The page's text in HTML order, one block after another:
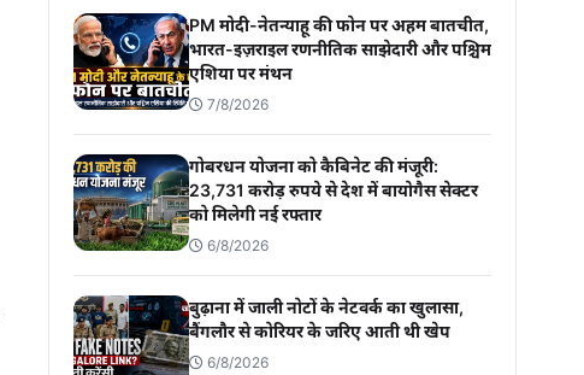
PM मोदी-नेतन्याहू की फोन पर अहम बातचीत,
भारत-इज़राइल रणनीतिक साझेदारी और पश्चिम
एशिया पर मंथन
7/8/2026
गोबरधन योजना को कैबिनेट की मंजूरी:
23,731 करोड़ रुपये से देश में बायोगैस सेक्टर
को मिलेगी नई रफ्तार
6/8/2026
बुढ़ाना में जाली नोटों के नेटवर्क का खुलासा,
बैंगलौर से कोरियर के जरिए आती थी खेप
6/8/2026